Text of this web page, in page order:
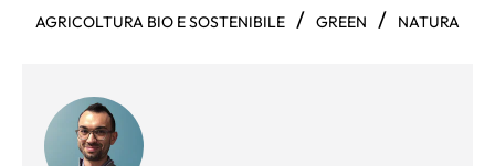
AGRICOLTURA BIO E SOSTENIBILE / GREEN / NATURA